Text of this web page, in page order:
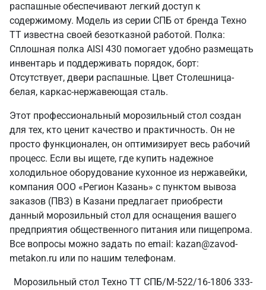
распашные обеспечивают легкий доступ к
содержимому. Модель из серии СПБ от бренда Техно
ТТ известна своей безотказной работой. Полка:
Сплошная полка AISI 430 помогает удобно размещать
инвентарь и поддерживать порядок, борт:
Отсутствует, двери распашные. Цвет Столешница-
белая, каркас-нержавеющая сталь.
Этот профессиональный морозильный стол создан
для тех, кто ценит качество и практичность. Он не
просто функционален, он оптимизирует весь рабочий
процесс. Если вы ищете, где купить надежное
холодильное оборудование кухонное из нержавейки,
компания ООО «Регион Казань» с пунктом вывоза
заказов (ПВЗ) в Казани предлагает приобрести
данный морозильный стол для оснащения вашего
предприятия общественного питания или пищепрома.
Все вопросы можно задать по email: kazan@zavod-
metakon.ru или по нашим телефонам.
Морозильный стол Техно ТТ СПБ/М-522/16-1806 333-